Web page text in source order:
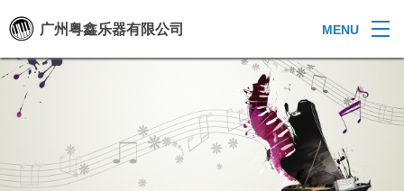
广州粤鑫乐器有限公司 MENU